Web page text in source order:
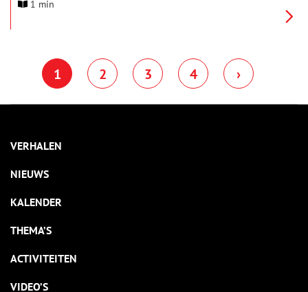
allemaal in een sfeervol en feestelijk versierd kasteel. En: de
1 min
1 2 3 4 ›
VERHALEN
NIEUWS
KALENDER
THEMA’S
ACTIVITEITEN
VIDEO’S